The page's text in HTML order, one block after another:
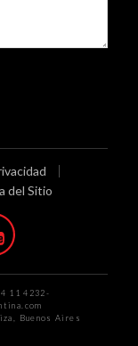
del Sitio
11 4232-
Buenos Aires